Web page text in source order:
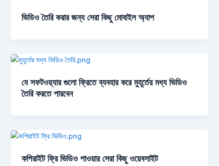
ভিডিও তৈরি করার জন্য সেরা কিছু মোবাইল অ্যাপ
যে সফটওয়্যার গুলো ফ্রিতে ব্যবহার করে মুহূর্তের মধ্য ভিডিও
তৈরি করতে পারবেন
কপিরাইট ফ্রি ভিডিও পাওয়ার সেরা কিছু ওয়েবসাইট